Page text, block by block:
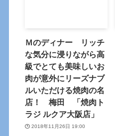
Ｍのディナー リッチ
な気分に浸りながら高
級でとても美味しいお
肉が意外にリーズナブ
ルいただける焼肉の名
店！ 梅田 「焼肉ト
ラジ ルクア大阪店」
2018年11月26日 19:00